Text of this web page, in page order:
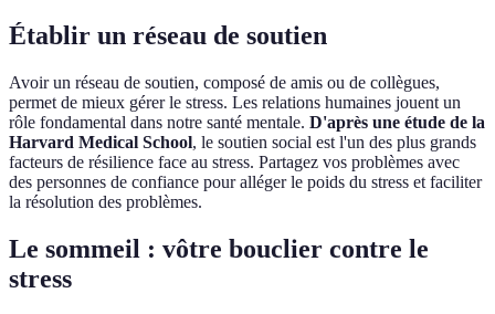
Établir un réseau de soutien
Avoir un réseau de soutien, composé de amis ou de collègues,
permet de mieux gérer le stress. Les relations humaines jouent un
rôle fondamental dans notre santé mentale. D'après une étude de la
Harvard Medical School, le soutien social est l'un des plus grands
facteurs de résilience face au stress. Partagez vos problèmes avec
des personnes de confiance pour alléger le poids du stress et faciliter
la résolution des problèmes.
Le sommeil : vôtre bouclier contre le
stress